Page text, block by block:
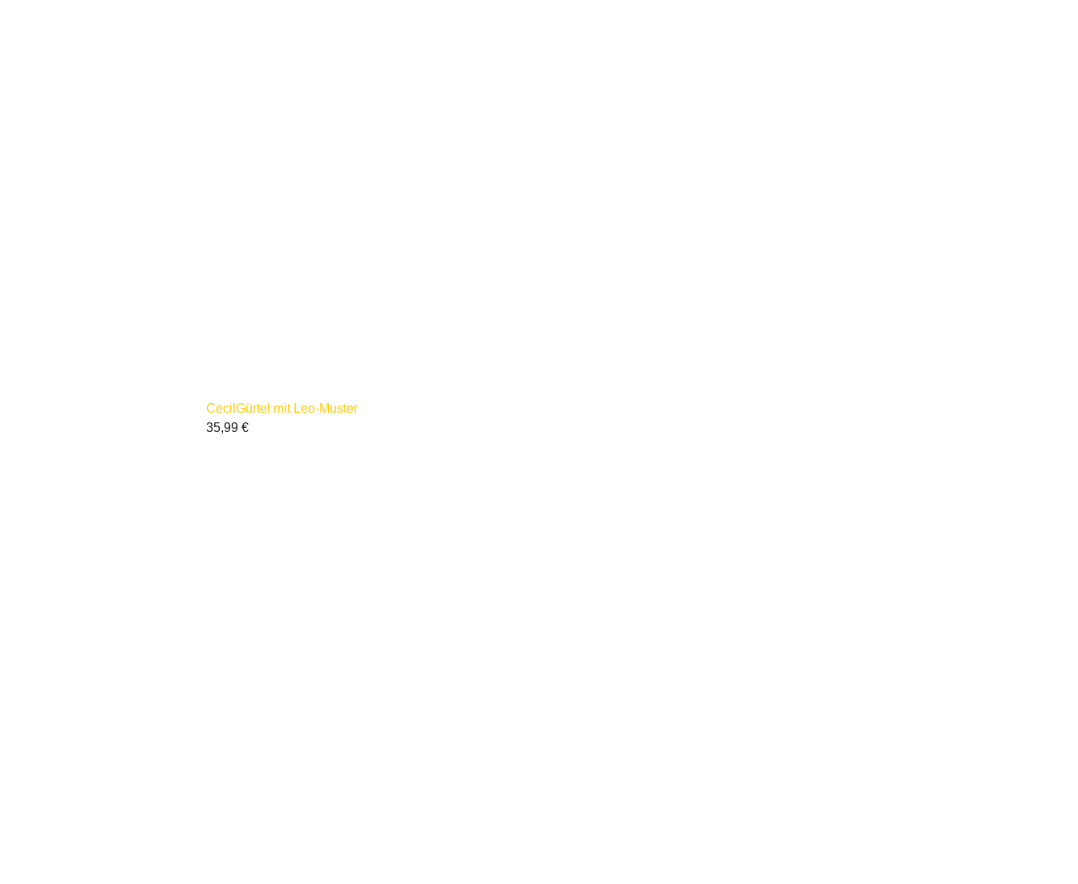
Cecil Gürtel mit Leo-Muster
35,99 €